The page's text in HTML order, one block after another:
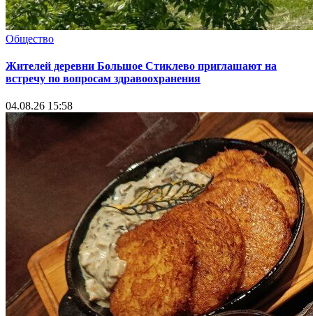
Общество
Жителей деревни Большое Стиклево приглашают на
встречу по вопросам здравоохранения
04.08.26 15:58